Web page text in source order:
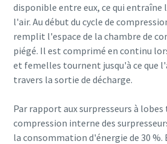
disponible entre eux, ce qui entraîne
l'air. Au début du cycle de
remplit l'espace de la chambre de
piégé. Il est comprimé en continu
et femelles tournent jusqu'à ce que
travers la sortie de décharge.
Par rapport aux surpresseurs à
compression interne des
la consommation d'énergie de 30